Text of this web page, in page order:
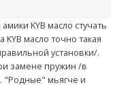
KYB масло стучать
масло точно такая
установки/.
замене пружин /в
"Родные" мьягче и